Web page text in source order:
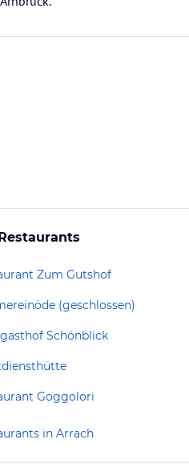
Zum Gutshof
(geschlossen)
Schönblick
Goggolori
in Arrach